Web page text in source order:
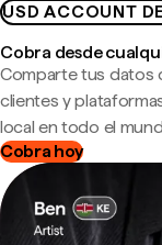
USD ACCOUNT
Cobra desde
Comparte tus datos
clientes y
local en todo el
Cobra hoy